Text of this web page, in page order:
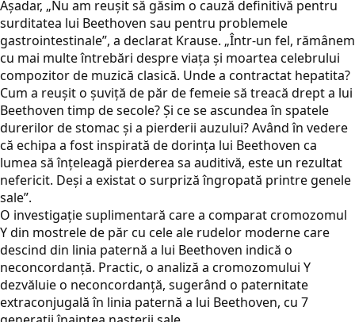
Aşadar, „Nu am reușit să găsim o cauză definitivă pentru
surditatea lui Beethoven sau pentru problemele
gastrointestinale”, a declarat Krause. „Într-un fel, rămânem
cu mai multe întrebări despre viața și moartea celebrului
compozitor de muzică clasică. Unde a contractat hepatita?
Cum a reușit o șuviță de păr de femeie să treacă drept a lui
Beethoven timp de secole? Și ce se ascundea în spatele
durerilor de stomac și a pierderii auzului? Având în vedere
că echipa a fost inspirată de dorința lui Beethoven ca
lumea să înțeleagă pierderea sa auditivă, este un rezultat
nefericit. Deși a existat o surpriză îngropată printre genele
sale”.
O investigație suplimentară care a comparat cromozomul
Y din mostrele de păr cu cele ale rudelor moderne care
descind din linia paternă a lui Beethoven indică o
neconcordanță. Practic, o analiză a cromozomului Y
dezvăluie o neconcordanță, sugerând o paternitate
extraconjugală în linia paternă a lui Beethoven, cu 7